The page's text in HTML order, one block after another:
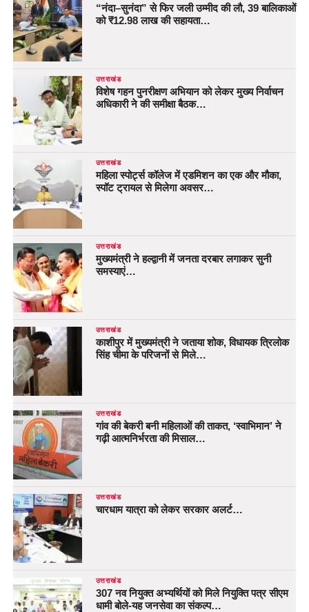
“नंदा–सुनंदा” से फिर जली उम्मीद की लौ, 39 बालिकाओं
को ₹12.98 लाख की सहायता…
उत्तराखंड
विशेष गहन पुनरीक्षण अभियान को लेकर मुख्य निर्वाचन
अधिकारी ने की समीक्षा बैठक…
उत्तराखंड
महिला स्पोर्ट्स कॉलेज में एडमिशन का एक और मौका,
स्पॉट ट्रायल से मिलेगा अवसर…
उत्तराखंड
मुख्यमंत्री ने हल्द्वानी में जनता दरबार लगाकर सुनी
समस्याएं…
उत्तराखंड
काशीपुर में मुख्यमंत्री ने जताया शोक, विधायक त्रिलोक
सिंह चीमा के परिजनों से मिले…
उत्तराखंड
गांव की बेकरी बनी महिलाओं की ताकत, ‘स्वाभिमान’ ने
गढ़ी आत्मनिर्भरता की मिसाल…
उत्तराखंड
चारधाम यात्रा को लेकर सरकार अलर्ट…
उत्तराखंड
307 नव नियुक्त अभ्यर्थियों को मिले नियुक्ति पत्र सीएम
धामी बोले-यह जनसेवा का संकल्प…